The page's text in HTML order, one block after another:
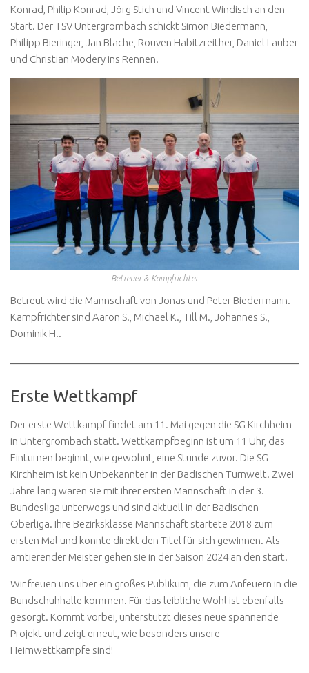
Konrad, Philip Konrad, Jörg Stich und Vincent Windisch an den
Start. Der TSV Untergrombach schickt Simon Biedermann,
Philipp Bieringer, Jan Blache, Rouven Habitzreither, Daniel Lauber
und Christian Modery ins Rennen.
Betreuer & Kampfrichter
Betreut wird die Mannschaft von Jonas und Peter Biedermann.
Kampfrichter sind Aaron S., Michael K., Till M., Johannes S.,
Dominik H..
Erste Wettkampf
Der erste Wettkampf findet am 11. Mai gegen die SG Kirchheim
in Untergrombach statt. Wettkampfbeginn ist um 11 Uhr, das
Einturnen beginnt, wie gewohnt, eine Stunde zuvor. Die SG
Kirchheim ist kein Unbekannter in der Badischen Turnwelt. Zwei
Jahre lang waren sie mit ihrer ersten Mannschaft in der 3.
Bundesliga unterwegs und sind aktuell in der Badischen
Oberliga. Ihre Bezirksklasse Mannschaft startete 2018 zum
ersten Mal und konnte direkt den Titel für sich gewinnen. Als
amtierender Meister gehen sie in der Saison 2024 an den start.
Wir freuen uns über ein großes Publikum, die zum Anfeuern in die
Bundschuhhalle kommen. Für das leibliche Wohl ist ebenfalls
gesorgt. Kommt vorbei, unterstützt dieses neue spannende
Projekt und zeigt erneut, wie besonders unsere
Heimwettkämpfe sind!